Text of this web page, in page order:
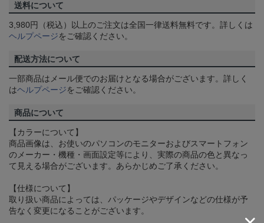
送料について
3,980円（税込）以上のご注文は全国一律送料無料です。詳しくは
ヘルプページをご確認ください。
配送方法について
一部商品はメール便でのお届けとなる場合がございます。詳しく
はヘルプページをご確認ください。
商品について
【カラーについて】
商品画像は、お使いのパソコンのモニターおよびスマートフォン
のメーカー・機種・画面設定等により、実際の商品の色と異なっ
て見える場合がございます。あらかじめご了承ください。
【仕様について】
取り扱い商品によっては、パッケージやデザインなどの仕様が予
告なく変更になることがございます。